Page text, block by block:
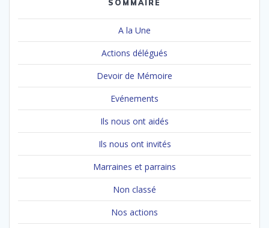
SOMMAIRE
A la Une
Actions délégués
Devoir de Mémoire
Evénements
Ils nous ont aidés
Ils nous ont invités
Marraines et parrains
Non classé
Nos actions